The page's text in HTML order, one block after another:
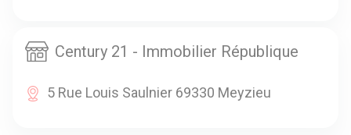
Century 21 - Immobilier République
5 Rue Louis Saulnier 69330 Meyzieu